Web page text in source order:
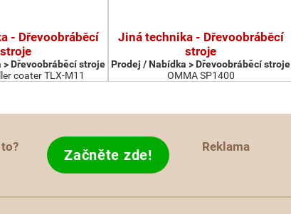
- Dřevoobráběcí
stroje
> Dřevoobráběcí stroje
coater TLX-M11
Jiná technika - Dřevoobráběcí
stroje
Prodej / Nabídka > Dřevoobráběcí stroje
OMMA SP1400
Začněte zde! Reklama